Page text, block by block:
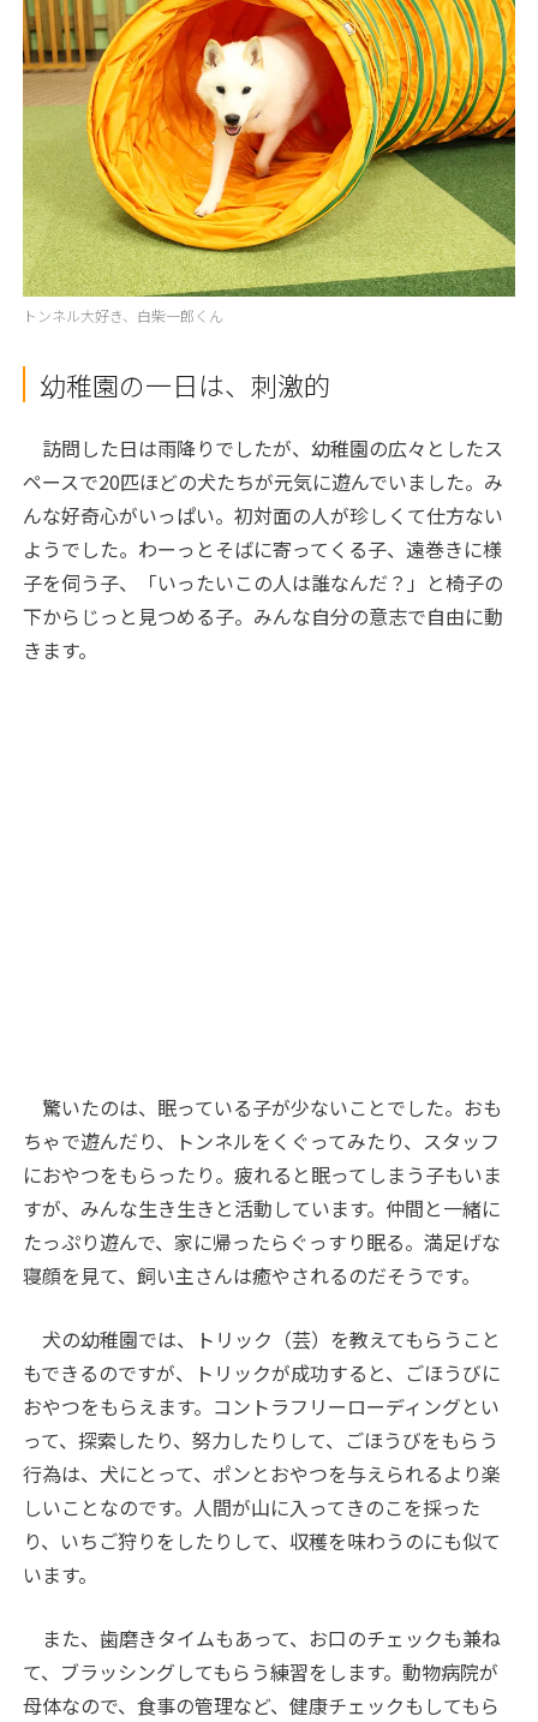
トンネル大好き、白柴一郎くん
幼稚園の一日は、刺激的
訪問した日は雨降りでしたが、幼稚園の広々としたス
ペースで20匹ほどの犬たちが元気に遊んでいました。み
んな好奇心がいっぱい。初対面の人が珍しくて仕方ない
ようでした。わーっとそばに寄ってくる子、遠巻きに様
子を伺う子、「いったいこの人は誰なんだ？」と椅子の
下からじっと見つめる子。みんな自分の意志で自由に動
きます。
驚いたのは、眠っている子が少ないことでした。おも
ちゃで遊んだり、トンネルをくぐってみたり、スタッフ
におやつをもらったり。疲れると眠ってしまう子もいま
すが、みんな生き生きと活動しています。仲間と一緒に
たっぷり遊んで、家に帰ったらぐっすり眠る。満足げな
寝顔を見て、飼い主さんは癒やされるのだそうです。
犬の幼稚園では、トリック（芸）を教えてもらうこと
もできるのですが、トリックが成功すると、ごほうびに
おやつをもらえます。コントラフリーローディングとい
って、探索したり、努力したりして、ごほうびをもらう
行為は、犬にとって、ポンとおやつを与えられるより楽
しいことなのです。人間が山に入ってきのこを採った
り、いちご狩りをしたりして、収穫を味わうのにも似て
います。
また、歯磨きタイムもあって、お口のチェックも兼ね
て、ブラッシングしてもらう練習をします。動物病院が
母体なので、食事の管理など、健康チェックもしてもら